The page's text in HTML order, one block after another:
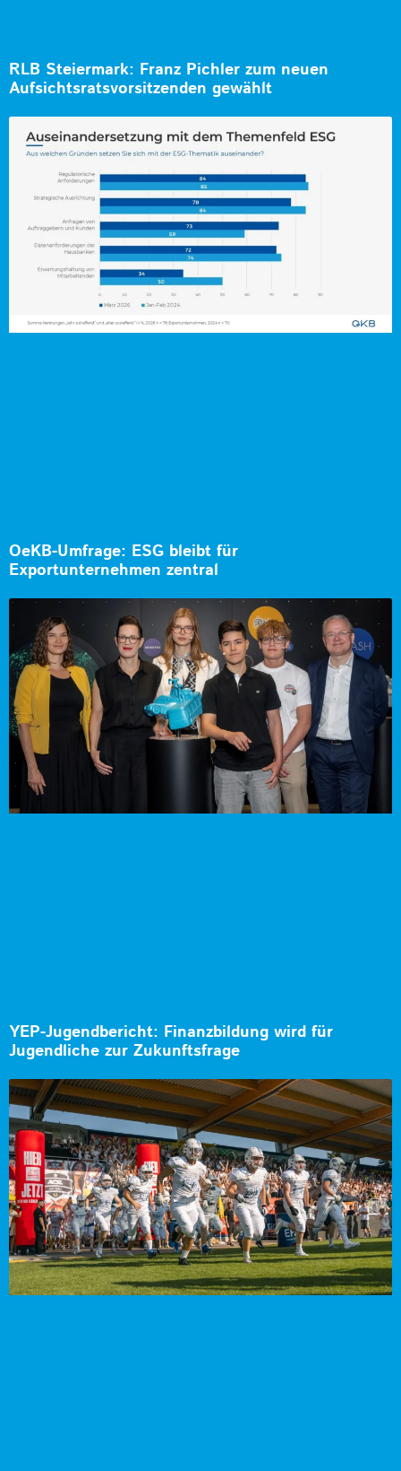
RLB Steiermark: Franz Pichler zum neuen
Aufsichtsratsvorsitzenden gewählt
OeKB-Umfrage: ESG bleibt für
Exportunternehmen zentral
YEP-Jugendbericht: Finanzbildung wird für
Jugendliche zur Zukunftsfrage